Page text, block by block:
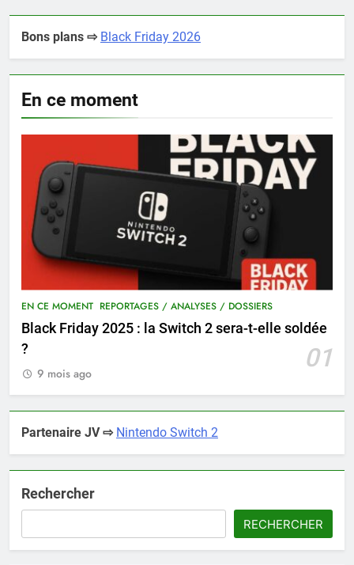
Bons plans ⇨ Black Friday 2026
En ce moment
EN CE MOMENT REPORTAGES / ANALYSES / DOSSIERS
Black Friday 2025 : la Switch 2 sera-t-elle soldée
?
01
9 mois ago
Partenaire JV ⇨ Nintendo Switch 2
Rechercher
RECHERCHER